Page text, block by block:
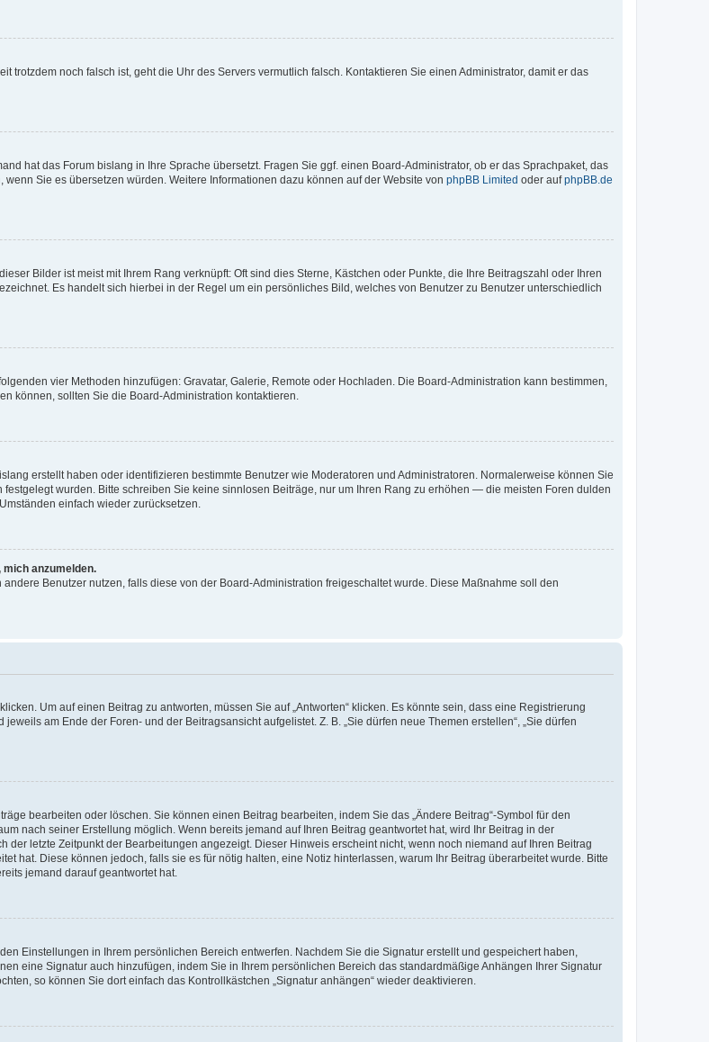
trotzdem noch falsch ist, geht die Uhr des Servers vermutlich falsch. Kontaktieren Sie einen Administrator, damit er das
hat das Forum bislang in Ihre Sprache übersetzt. Fragen Sie ggf. einen Board-Administrator, ob er das Sprachpaket, das
Sie es übersetzen würden. Weitere Informationen dazu können auf der Website von phpBB Limited oder aufphpBB.de
Bilder ist meist mit Ihrem Rang verknüpft: Oft sind dies Sterne, Kästchen oder Punkte, die Ihre Beitragszahl oder Ihren
Es handelt sich hierbei in der Regel um ein persönliches Bild, welches von Benutzer zu Benutzer unterschiedlich
vier Methoden hinzufügen: Gravatar, Galerie, Remote oder Hochladen. Die Board-Administration kann bestimmen,
können, sollten Sie die Board-Administration kontaktieren.
erstellt haben oder identifizieren bestimmte Benutzer wie Moderatoren und Administratoren. Normalerweise können Sie
wurden. Bitte schreiben Sie keine sinnlosen Beiträge, nur um Ihren Rang zu erhöhen — die meisten Foren dulden
einfach wieder zurücksetzen.
anzumelden.
Benutzer nutzen, falls diese von der Board-Administration freigeschaltet wurde. Diese Maßnahme soll den
Um auf einen Beitrag zu antworten, müssen Sie auf „Antworten“ klicken. Es könnte sein, dass eine Registrierung
am Ende der Foren- und der Beitragsansicht aufgelistet. Z. B. „Sie dürfen neue Themen erstellen“, „Sie dürfen
bearbeiten oder löschen. Sie können einen Beitrag bearbeiten, indem Sie das „Ändere Beitrag“-Symbol für den
nach seiner Erstellung möglich. Wenn bereits jemand auf Ihren Beitrag geantwortet hat, wird Ihr Beitrag in der
letzte Zeitpunkt der Bearbeitungen angezeigt. Dieser Hinweis erscheint nicht, wenn noch niemand auf Ihren Beitrag
hat. Diese können jedoch, falls sie es für nötig halten, eine Notiz hinterlassen, warum Ihr Beitrag überarbeitet wurde. Bitte
jemand darauf geantwortet hat.
Einstellungen in Ihrem persönlichen Bereich entwerfen. Nachdem Sie die Signatur erstellt und gespeichert haben,
eine Signatur auch hinzufügen, indem Sie in Ihrem persönlichen Bereich das standardmäßige Anhängen Ihrer Signatur
so können Sie dort einfach das Kontrollkästchen „Signatur anhängen“ wieder deaktivieren.